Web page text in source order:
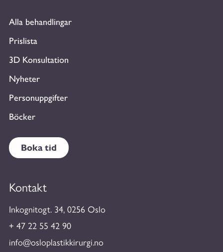
Alla behandlingar
Prislista
3D Konsultation
Nyheter
Personuppgifter
Böcker
Boka tid
Kontakt
Inkognitogt. 34, 0256 Oslo
+ 47 22 55 42 90
info@osloplastikkirurgi.no